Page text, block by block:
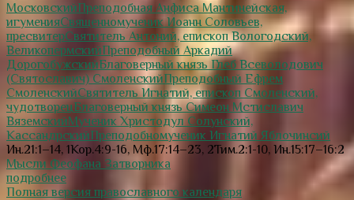
МосковскийПреподобная Анфиса Мантинейская,
игуменияСвященномученик Иоанн Соловьев,
пресвитерСвятитель Антоний, епископ Вологодский,
ВеликопермскийПреподобный Аркадий
ДорогобужскийБлаговерный князь Глеб Всеволодович
(Святославич) СмоленскийПреподобный Ефрем
СмоленскийСвятитель Игнатий, епископ Смоленский,
чудотворецБлаговерный князь Симеон Мстиславич
ВяземскийМученик Христодул Солунский,
КассандрскийПреподобномученик Игнатий Яблочинсий
Ин.21:1–14, 1Кор.4:9-16, Мф.17:14–23, 2Тим.2:1-10, Ин.15:17–16:2
Мысли Феофана Затворника
подробнее
Полная версия православного календаря